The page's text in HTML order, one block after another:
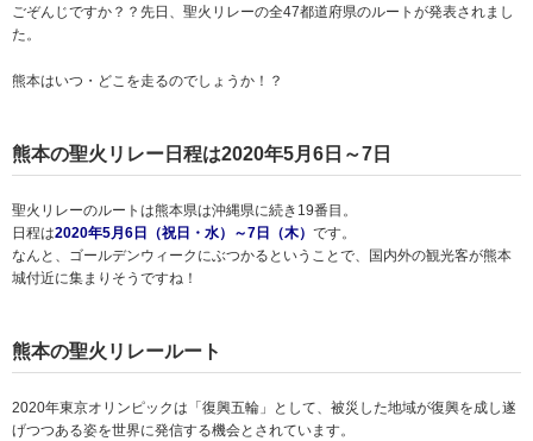
ごぞんじですか？？先日、聖火リレーの全47都道府県のルートが発表されまし
た。
熊本はいつ・どこを走るのでしょうか！？
熊本の聖火リレー日程は2020年5月6日～7日
聖火リレーのルートは熊本県は沖縄県に続き19番目。
日程は2020年5月6日（祝日・水）～7日（木） です。
なんと、ゴールデンウィークにぶつかるということで、国内外の観光客が熊本
城付近に集まりそうですね！
熊本の聖火リレールート
2020年東京オリンピックは「復興五輪」として、被災した地域が復興を成し遂
げつつある姿を世界に発信する機会とされています。